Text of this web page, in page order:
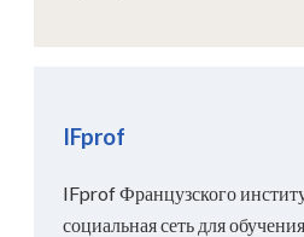
IFprof
IFprof Французского
социальная сеть для